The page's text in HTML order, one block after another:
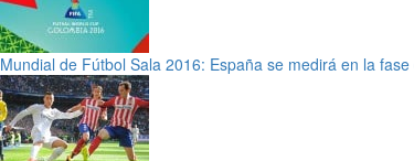
Mundial de Fútbol Sala 2016: España se medirá en la